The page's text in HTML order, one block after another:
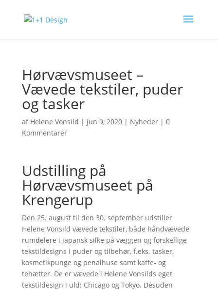
Hørvævsmuseet –
Vævede tekstiler, puder
og tasker
af Helene Vonsild | jun 9, 2020| Nyheder| 0
Kommentarer
Udstilling på
Hørvævsmuseet på
Krengerup
Den 25. august til den 30. september udstiller
Helene Vonsild vævede tekstiler, både håndvævede
rumdelere i japansk silke på væggen og forskellige
tekstildesigns i puder og tilbehør, f.eks. tasker,
kosmetikpunge og penalhuse samt kaffe- og
tehætter. De er vævede i Helene Vonsilds eget
tekstildesign i uld: Chicago og Tokyo. Desuden